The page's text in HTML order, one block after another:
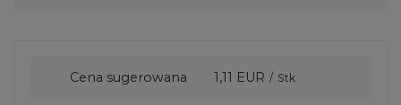
Cena sugerowana 1,11 EUR / Stk